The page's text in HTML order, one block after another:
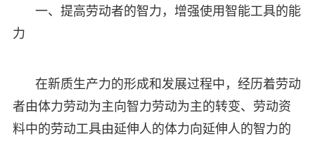
一、提高劳动者的智力，增强使用智能工具的能
力
在新质生产力的形成和发展过程中，经历着劳动
者由体力劳动为主向智力劳动为主的转变、劳动资
料中的劳动工具由延伸人的体力向延伸人的智力的